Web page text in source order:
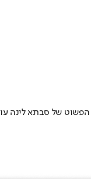
של סבתא לינה